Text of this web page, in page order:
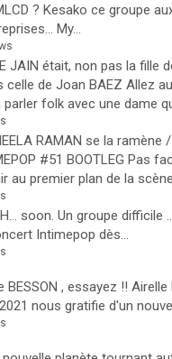
? Kesako ce groupe
My...
JAIN était, non pas la fille
celle de Joan BAEZ Allez
parler folk avec une dame
RAMAN se la ramène
#51 BOOTLEG Pas
au premier plan de la
soon. Un groupe difficile
Intimepop dès...
BESSON , essayez !! Airelle
nous gratifie d'un